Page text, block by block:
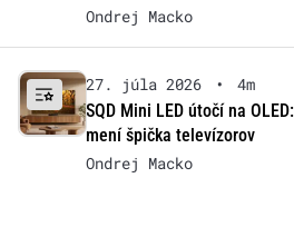
Ondrej Macko
27. júla 2026 •
4m
SQD Mini LED útočí na
mení špička televízorov
Ondrej Macko